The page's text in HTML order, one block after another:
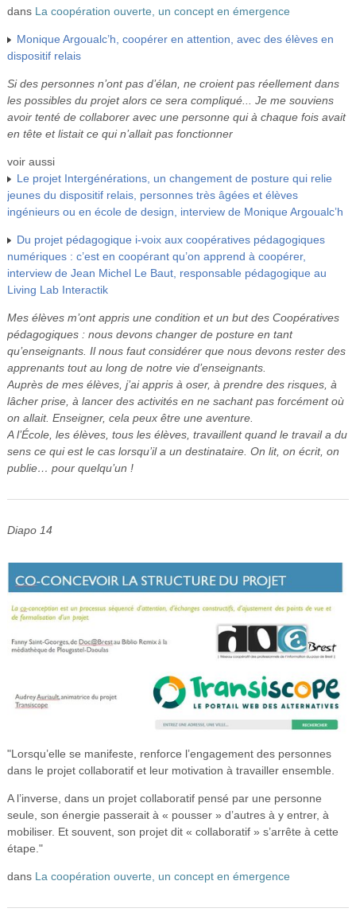
dans La coopération ouverte, un concept en émergence
Monique Argoualc’h, coopérer en attention, avec des élèves en
dispositif relais
Si des personnes n’ont pas d’élan, ne croient pas réellement dans
les possibles du projet alors ce sera compliqué... Je me souviens
avoir tenté de collaborer avec une personne qui à chaque fois avait
en tête et listait ce qui n’allait pas fonctionner
voir aussi
Le projet Intergénérations, un changement de posture qui relie
jeunes du dispositif relais, personnes très âgées et élèves
ingénieurs ou en école de design, interview de Monique Argoualc’h
Du projet pédagogique i-voix aux coopératives pédagogiques
numériques : c’est en coopérant qu’on apprend à coopérer,
interview de Jean Michel Le Baut, responsable pédagogique au
Living Lab Interactik
Mes élèves m’ont appris une condition et un but des Coopératives
pédagogiques : nous devons changer de posture en tant
qu’enseignants. Il nous faut considérer que nous devons rester des
apprenants tout au long de notre vie d’enseignants.
Auprès de mes élèves, j’ai appris à oser, à prendre des risques, à
lâcher prise, à lancer des activités en ne sachant pas forcément où
on allait. Enseigner, cela peux être une aventure.
A l’École, les élèves, tous les élèves, travaillent quand le travail a du
sens ce qui est le cas lorsqu’il a un destinataire. On lit, on écrit, on
publie… pour quelqu’un !
Diapo 14
"Lorsqu’elle se manifeste, renforce l’engagement des personnes
dans le projet collaboratif et leur motivation à travailler ensemble.
A l’inverse, dans un projet collaboratif pensé par une personne
seule, son énergie passerait à « pousser » d’autres à y entrer, à
mobiliser. Et souvent, son projet dit « collaboratif » s’arrête à cette
étape."
dans La coopération ouverte, un concept en émergence